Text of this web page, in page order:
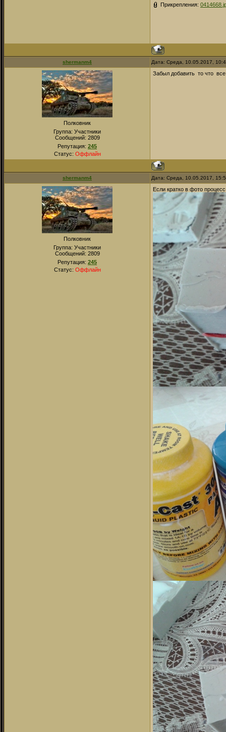
Прикрепления:
shermanm4 Дата: Среда, 10.05.2017,
Полковник
Группа: Участники
Сообщений: 2809
Репутация: 245
Статус: Оффлайн
Забыл добавить то что
shermanm4 Дата: Среда, 10.05.2017,
Полковник
Группа: Участники
Сообщений: 2809
Репутация: 245
Статус: Оффлайн
Если кратко в фото